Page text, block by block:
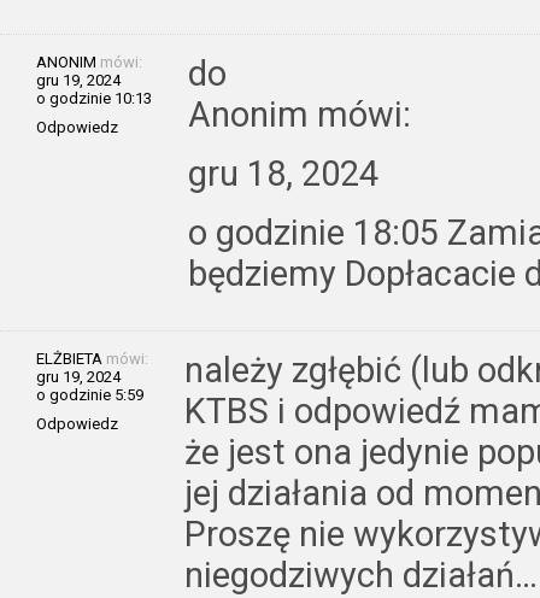
ANONIM mówi:
gru 19, 2024
o godzinie 10:13
Odpowiedz
do
Anonim mówi:
gru 18, 2024
o godzinie 18:05
będziemy
ELŻBIETA mówi:
gru 19, 2024
o godzinie 5:59
Odpowiedz
należy zgłębić (lub
KTBS i odpowiedź
że jest ona jedynie
jej działania od
Proszę nie
niegodziwych